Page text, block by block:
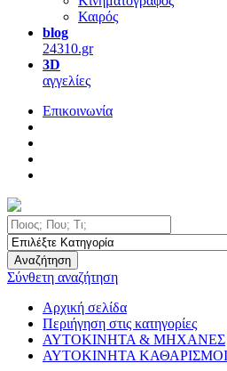
Καιρός
blog
24310.gr
3D
αγγελίες
Επικοινωνία
Αναζήτηση
Σύνθετη αναζήτηση
Αρχική σελίδα
Περιήγηση στις κατηγορίες
ΑΥΤΟΚΙΝΗΤΑ & ΜΗΧΑΝΕΣ
ΑΥΤΟΚΙΝΗΤΑ ΚΑΘΑΡΙΣΜΟΙ